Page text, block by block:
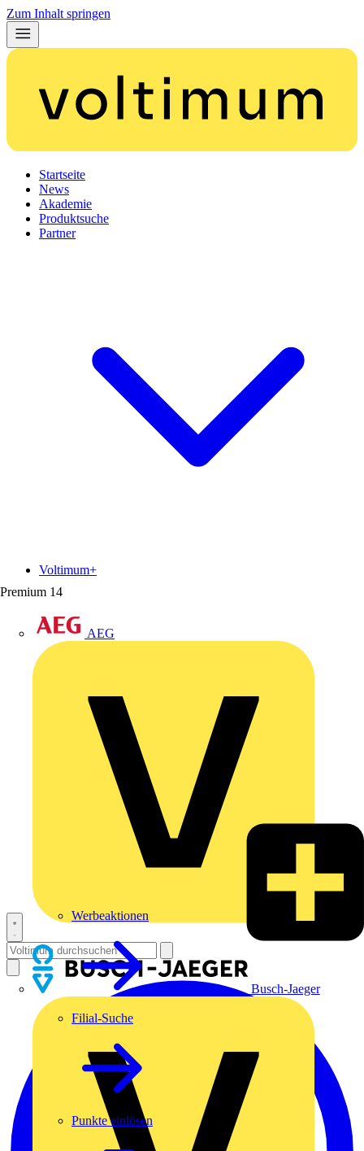
Zum Inhalt springen
Startseite
News
Akademie
Produktsuche
Partner
Premium 14
AEG
Busch-Jaeger
Voltimum+
Werbeaktionen
Filial-Suche
Punkte einlösen